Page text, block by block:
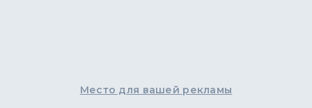
Место для вашей рекламы